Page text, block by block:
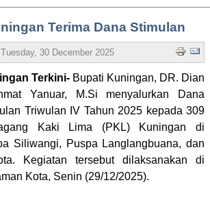
Terima Dana Stimulan
Tuesday, 30 December 2025 14:55 Written by
Terkini- Bupati Kuningan, DR. Dian
Yanuar, M.Si menyalurkan Dana
Triwulan IV Tahun 2025 kepada 309
Kaki Lima (PKL) Kuningan di
Siliwangi, Puspa Langlangbuana, dan
Kegiatan tersebut dilaksanakan di
Kota, Senin (29/12/2025).